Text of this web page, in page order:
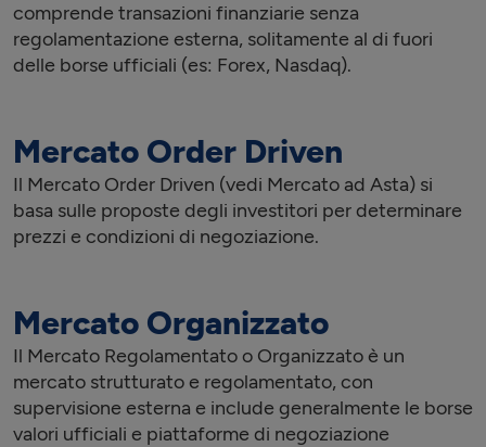
comprende transazioni finanziarie senza
regolamentazione esterna, solitamente al di fuori
delle borse ufficiali (es: Forex, Nasdaq).
Mercato Order Driven
Il Mercato Order Driven (vedi Mercato ad Asta) si
basa sulle proposte degli investitori per determinare
prezzi e condizioni di negoziazione.
Mercato Organizzato
Il Mercato Regolamentato o Organizzato è un
mercato strutturato e regolamentato, con
supervisione esterna e include generalmente le borse
valori ufficiali e piattaforme di negoziazione